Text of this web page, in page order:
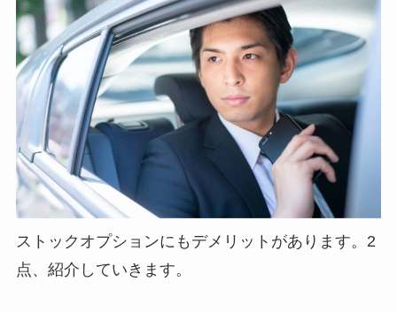
ストックオプションにもデメリットがあります。2
点、紹介していきます。